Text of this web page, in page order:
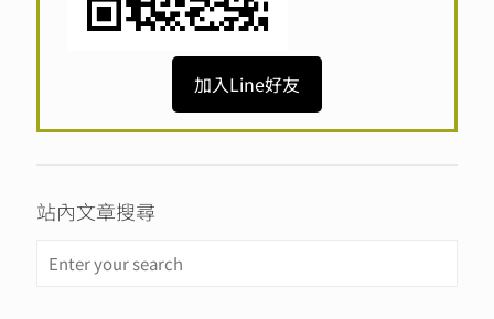
加入Line好友
站內文章搜尋